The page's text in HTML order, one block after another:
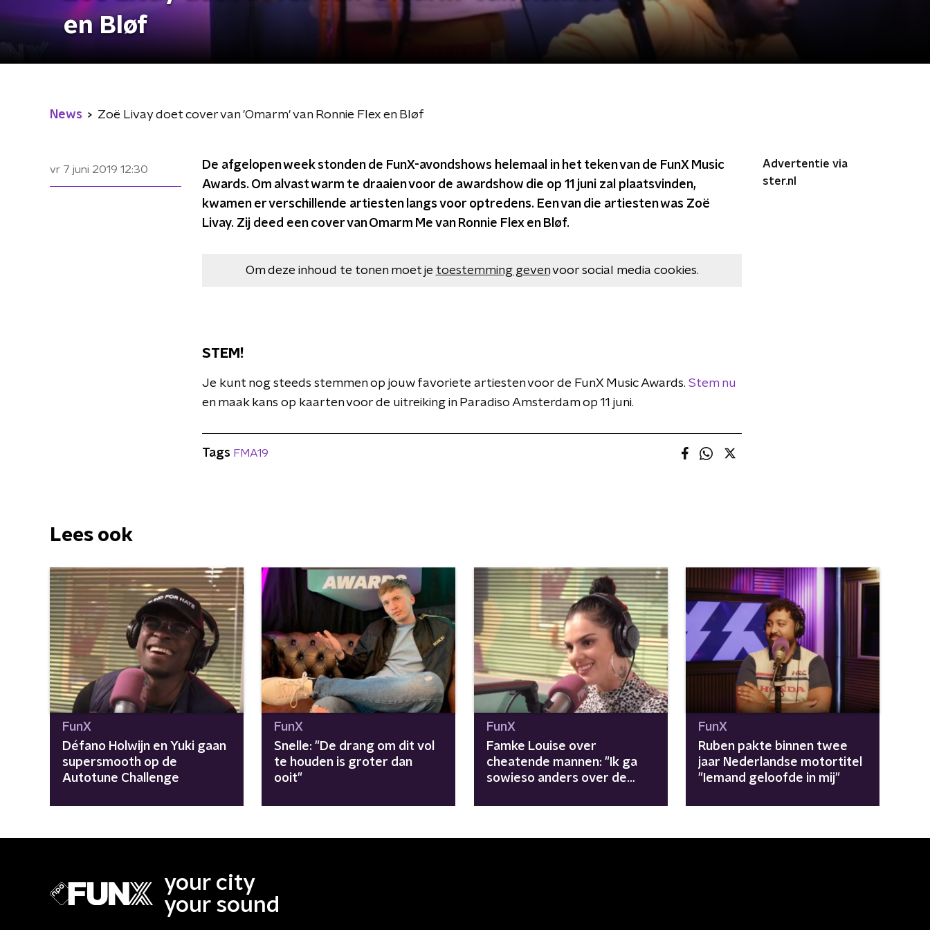
en Bløf
News Zoë Livay doet cover van 'Omarm' van Ronnie Flex en Bløf
vr 7 juni 2019 12:30
De afgelopen week stonden de FunX-avondshows helemaal in het teken van de FunX Music
Awards. Om alvast warm te draaien voor de awardshow die op 11 juni zal plaatsvinden,
kwamen er verschillende artiesten langs voor optredens. Een van die artiesten was Zoë
Livay. Zij deed een cover van Omarm Me van Ronnie Flex en Bløf.
Om deze inhoud te tonen moet je toestemming gevenvoor social media cookies.
STEM!
Je kunt nog steeds stemmen op jouw favoriete artiesten voor de FunX Music Awards. Stem nu
en maak kans op kaarten voor de uitreiking in Paradiso Amsterdam op 11 juni.
Advertentie via
ster.nl
Tags FMA19
Lees ook
FunX
Défano Holwijn en Yuki gaan
supersmooth op de
Autotune Challenge
FunX
Snelle: "De drang om dit vol
te houden is groter dan
ooit"
FunX
Famke Louise over
cheatende mannen: "Ik ga
sowieso anders over de
FunX
Ruben pakte binnen twee
jaar Nederlandse motortitel
"Iemand geloofde in mij"
your city
your sound